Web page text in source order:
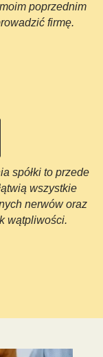
poprzednim
firmę.
spółki to przede
wszystkie
nerwów oraz
wątpliwości.